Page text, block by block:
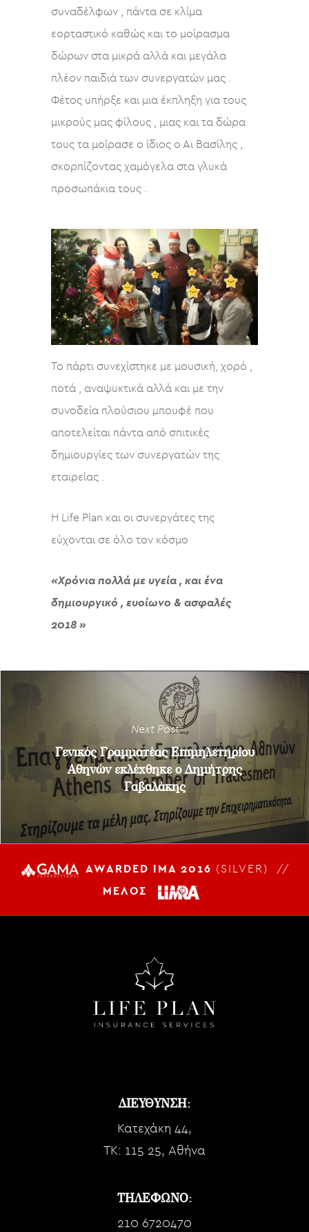
συναδέλφων , πάντα σε κλίμα
εορταστικό καθώς και το μοίρασμα
δώρων στα μικρά αλλά και μεγάλα
πλέον παιδιά των συνεργατών μας .
Φέτος υπήρξε και μια έκπληξη για τους
μικρούς μας φίλους , μιας και τα δώρα
τους τα μοίρασε ο ίδιος ο Αι Βασίλης ,
σκορπίζοντας χαμόγελα στα γλυκά
προσωπάκια τους .
Το πάρτι συνεχίστηκε με μουσική, χορό ,
ποτά , αναψυκτικά αλλά και με την
συνοδεία πλούσιου μπουφέ που
αποτελείται πάντα από σπιτικές
δημιουργίες των συνεργατών της
εταιρείας .
Η Life Plan και οι συνεργάτες της
εύχονται σε όλο τον κόσμο
«Χρόνια πολλά με υγεία , και ένα
δημιουργικό , ευοίωνο & ασφαλές
2018 »
Next Post
Γενικός Γραμματέας Επιμηλετηρίου
Αθηνών εκλέχθηκε ο Δημήτρης
Γαβαλάκης
AWARDED IMA 2016 (SILVER) //
ΜΕΛΟΣ
ΔΙΕΥΘΥΝΣΗ:
Κατεχάκη 44,
TK: 115 25, Αθήνα
ΤΗΛΕΦΩΝΟ:
210 6720470